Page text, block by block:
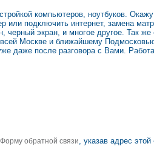
компьютеров, ноутбуков.
или подключить интернет, замена
экран, и многое другое. Так
Москве и ближайшему
даже после разговора с Вами.
Форму обратной связи, указав адрес